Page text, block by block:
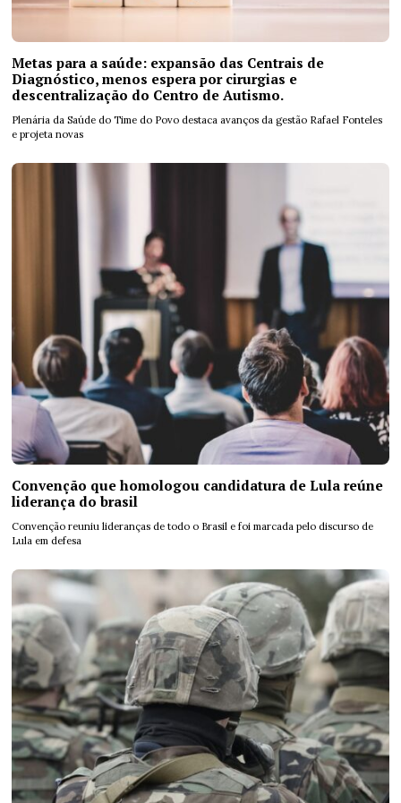
Metas para a saúde: expansão das Centrais de
Diagnóstico, menos espera por cirurgias e
descentralização do Centro de Autismo.
Plenária da Saúde do Time do Povo destaca avanços da gestão Rafael Fonteles
e projeta novas
Convenção que homologou candidatura de Lula reúne
liderança do brasil
Convenção reuniu lideranças de todo o Brasil e foi marcada pelo discurso de
Lula em defesa